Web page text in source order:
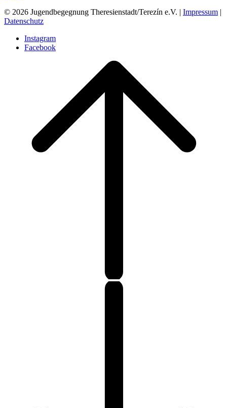
© 2026 Jugendbegegnung Theresienstadt/Terezín e.V. | Impressum |
Datenschutz
Instagram
Facebook